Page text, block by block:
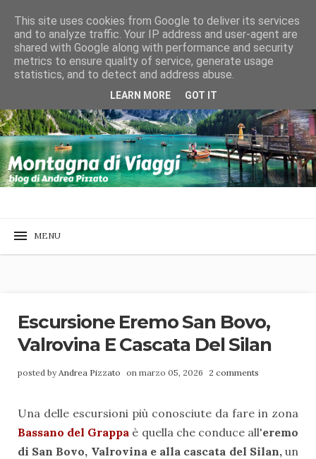
Escursione Eremo San Bovo,
Valrovina E Cascata Del Silan
posted by Andrea Pizzato on marzo 05, 2026 2 comments
Una delle escursioni più conosciute da fare in zona
Bassano del Grappa è quella che conduce all'eremo
di San Bovo, Valrovina e alla cascata del Silan, un
This site uses cookies from Google to deliver its services
and to analyze traffic. Your IP address and user-agent are
shared with Google along with performance and security
metrics to ensure quality of service, generate usage
statistics, and to detect and address abuse.
LEARN MORE GOT IT